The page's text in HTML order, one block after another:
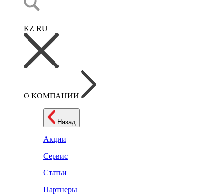
KZ RU
О КОМПАНИИ
Назад
Акции
Сервис
Статьи
Партнеры